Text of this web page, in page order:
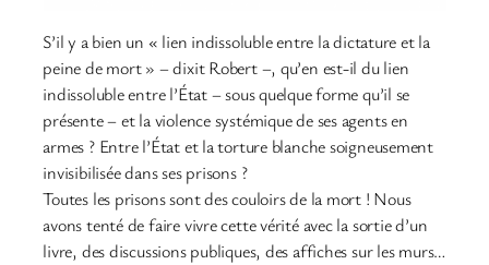
S’il y a bien un « lien indissoluble entre la dictature et la
peine de mort » – dixit Robert –, qu’en est-il du lien
indissoluble entre l’État – sous quelque forme qu’il se
présente – et la violence systémique de ses agents en
armes ? Entre l’État et la torture blanche soigneusement
invisibilisée dans ses prisons ?
Toutes les prisons sont des couloirs de la mort ! Nous
avons tenté de faire vivre cette vérité avec la sortie d’un
livre, des discussions publiques, des affiches sur les murs…